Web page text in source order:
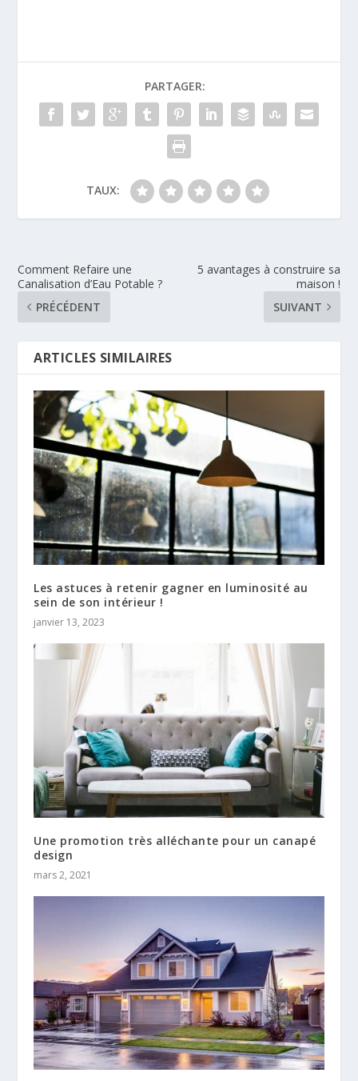
PARTAGER:
TAUX:
Comment Refaire une
Canalisation d’Eau Potable ?
PRÉCÉDENT
5 avantages à construire sa
maison !
SUIVANT
ARTICLES SIMILAIRES
Les astuces à retenir gagner en luminosité au
sein de son intérieur !
janvier 13, 2023
Une promotion très alléchante pour un canapé
design
mars 2, 2021